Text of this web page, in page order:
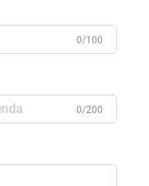
0/100
0/200